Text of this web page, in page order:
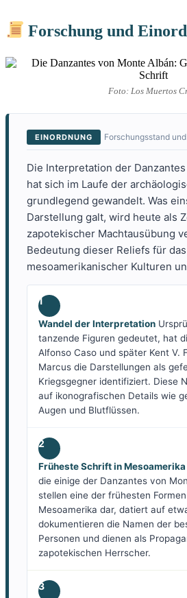
Forschung und
Foto: Los Muertos
EINORDNUNG Forschungsstand
Die Interpretation der
hat sich im Laufe der
grundlegend gewandelt. Was
Darstellung galt, wird heute als
zapotekischer Machtausübung
Bedeutung dieser Reliefs für
mesoamerikanischer Kulturen
1
Wandel der Interpretation
tanzende Figuren gedeutet, hat
Alfonso Caso und später Kent V.
Marcus die Darstellungen als
Kriegsgegner identifiziert. Diese
auf ikonografischen Details wie
Augen und Blutflüssen.
2
Früheste Schrift in Mesoamerika
die einige der Danzantes von
stellen eine der frühesten
Mesoamerika dar, datiert auf
dokumentieren die Namen der
Personen und dienen als
zapotekischen Herrscher.
3